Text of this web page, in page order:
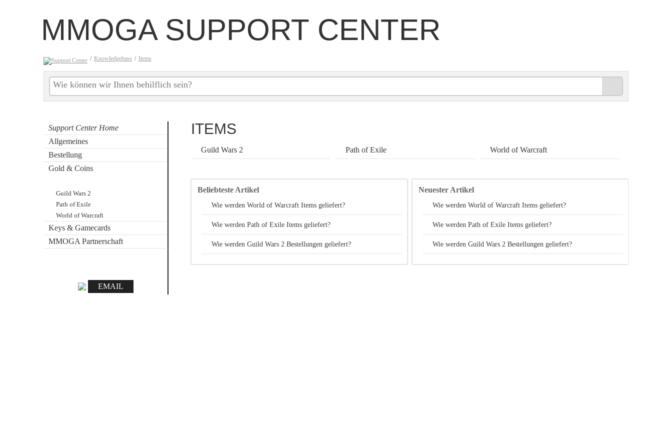
MMOGA SUPPORT CENTER
/ Knowledgebase / Items
Support Center Home
Allgemeines
Bestellung
Gold & Coins
Guild Wars 2
Path of Exile
World of Warcraft
Keys & Gamecards
MMOGA Partnerschaft
EMAIL
ITEMS
Guild Wars 2 Path of Exile World of Warcraft
Beliebteste Artikel
Wie werden World of Warcraft Items geliefert?
Wie werden Path of Exile Items geliefert?
Wie werden Guild Wars 2 Bestellungen geliefert?
Neuester Artikel
Wie werden World of Warcraft Items geliefert?
Wie werden Path of Exile Items geliefert?
Wie werden Guild Wars 2 Bestellungen geliefert?